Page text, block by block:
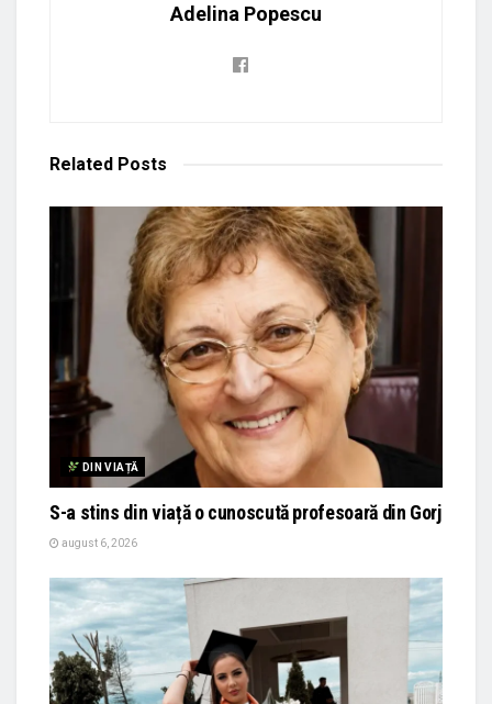
Adelina Popescu
Related Posts
DIN VIAȚĂ
S-a stins din viață o cunoscută profesoară din Gorj
august 6, 2026